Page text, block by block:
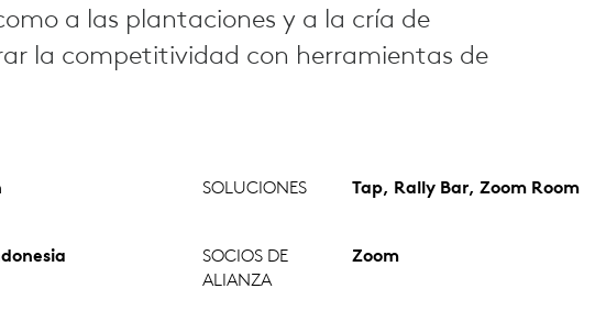
a las plantaciones y a la cría de
la competitividad con herramientas de
SOLUCIONES Tap, Rally Bar, Zoom Room
SOCIOS DE
ALIANZA
Zoom